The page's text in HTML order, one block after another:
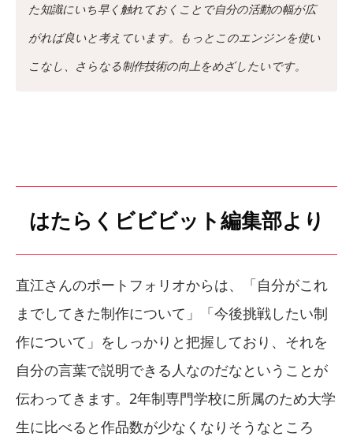
た知識にいち早く触れておくことで自分の活動の幅が広
がれば良いと考えています。もっとこのエンジンを使い
こなし、さらなる制作技術の向上をめざしたいです。
はたらくビビビット編集部より
直江さんのポートフォリオからは、「自分がこれ
までしてきた制作について」「今後挑戦したい制
作について」をしっかりと把握しており、それを
自分の言葉で説明できる人なのだなということが
伝わってきます。2年制専門学校に所属のため大学
生に比べると作品数が少なくなりそうなところ